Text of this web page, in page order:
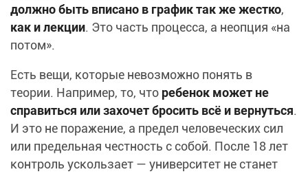
должно быть вписано в график так же жестко,
как и лекции. Это часть процесса, а неопция «на
потом».
Есть вещи, которые невозможно понять в
теории. Например, то, что ребенок может не
справиться или захочет бросить всё и вернуться.
И это не поражение, а предел человеческих сил
или предельная честность с собой. После 18 лет
контроль ускользает — университет не станет